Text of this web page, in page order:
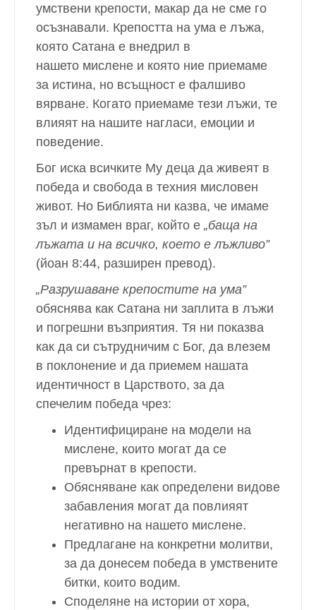
умствени крепости, макар да не сме го
осъзнавали. Крепостта на ума е лъжа,
която Сатана е внедрил в
нашето мислене и която ние приемаме
за истина, но всъщност е фалшиво
вярване. Когато приемаме тези лъжи, те
влияят на нашите нагласи, емоции и
поведение.
Бог иска всичките Му деца да живеят в
победа и свобода в техния мисловен
живот. Но Библията ни казва, че имаме
зъл и измамен враг, който е „баща на
лъжата и на всичко, което е лъжливо”
(йоан 8:44, разширен превод).
„Разрушаване крепостите на ума”
обяснява как Сатана ни заплита в лъжи
и погрешни възприятия. Тя ни показва
как да си сътрудничим с Бог, да влезем
в поклонение и да приемем нашата
идентичност в Царството, за да
спечелим победа чрез:
Идентифициране на модели на
мислене, които могат да се
превърнат в крепости.
Обясняване как определени видове
забавления могат да повлияят
негативно на нашето мислене.
Предлагане на конкретни молитви,
за да донесем победа в умствените
битки, които водим.
Споделяне на истории от хора,